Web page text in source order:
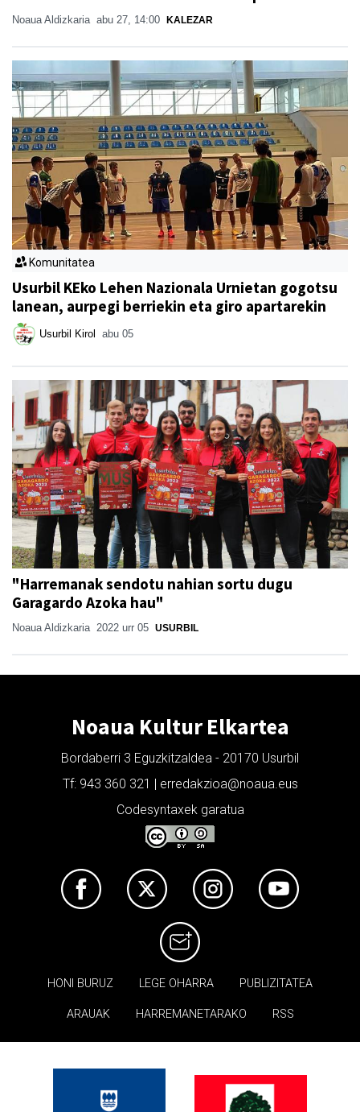
Noaua Aldizkaria abu 27, 14:00 KALEZAR
Komunitatea
Usurbil KEko Lehen Nazionala Urnietan gogotsu
lanean, aurpegi berriekin eta giro apartarekin
Usurbil Kirol abu 05
"Harremanak sendotu nahian sortu dugu
Garagardo Azoka hau"
Noaua Aldizkaria 2022 urr 05 USURBIL
Noaua Kultur Elkartea
Bordaberri 3 Eguzkitzaldea - 20170 Usurbil
Tf: 943 360 321 | erredakzioa@noaua.eus
Codesyntaxek garatua
HONI BURUZ LEGE OHARRA PUBLIZITATEA
ARAUAK HARREMANETARAKO RSS